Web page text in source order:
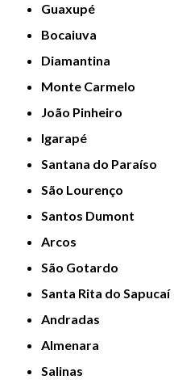
Guaxupé
Bocaiuva
Diamantina
Monte Carmelo
João Pinheiro
Igarapé
Santana do Paraíso
São Lourenço
Santos Dumont
Arcos
São Gotardo
Santa Rita do Sapucaí
Andradas
Almenara
Salinas